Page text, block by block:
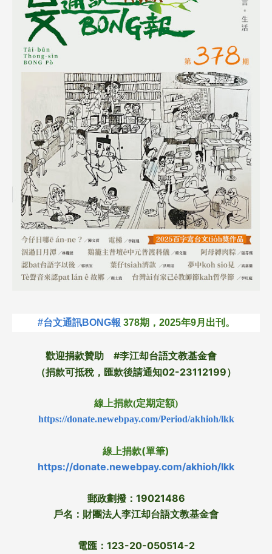
#台文通訊BONG報 378期，2025年9月出刊。
歡迎捐款贊助 #李江却台語文教基金會
（捐款可抵稅，匯款後請通知02-23112199）
線上捐款(定期定額)
https://donate.newebpay.com/Period/akhioh/lkk
線上捐款(單筆)
https://donate.newebpay.com/akhioh/lkk
郵政劃撥：19021486
戶名：財團法人李江却台語文教基金會
電匯：123-20-050514-2